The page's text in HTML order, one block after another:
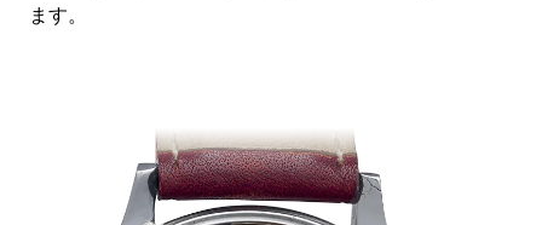
ます。